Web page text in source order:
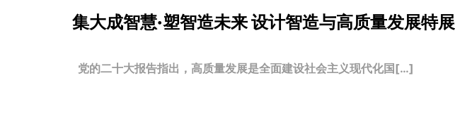
集大成智慧·塑智造未来设计智造与高质量发展特展
党的二十大报告指出，高质量发展是全面建设社会主义现代化国[…]